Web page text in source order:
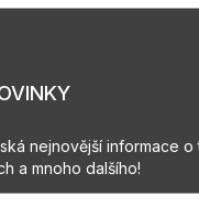
nejnovější informace o
a mnoho dalšího!